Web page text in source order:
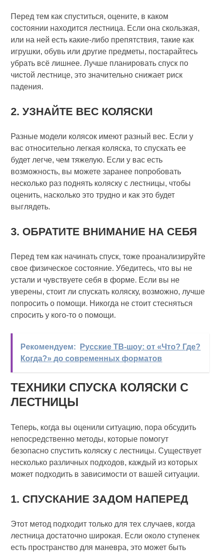
Перед тем как спуститься, оцените, в каком
состоянии находится лестница. Если она скользкая,
или на ней есть какие-либо препятствия, такие как
игрушки, обувь или другие предметы, постарайтесь
убрать всё лишнее. Лучше планировать спуск по
чистой лестнице, это значительно снижает риск
падения.
2. УЗНАЙТЕ ВЕС КОЛЯСКИ
Разные модели колясок имеют разный вес. Если у
вас относительно легкая коляска, то спускать ее
будет легче, чем тяжелую. Если у вас есть
возможность, вы можете заранее попробовать
несколько раз поднять коляску с лестницы, чтобы
оценить, насколько это трудно и как это будет
выглядеть.
3. ОБРАТИТЕ ВНИМАНИЕ НА СЕБЯ
Перед тем как начинать спуск, тоже проанализируйте
свое физическое состояние. Убедитесь, что вы не
устали и чувствуете себя в форме. Если вы не
уверены, стоит ли спускать коляску, возможно, лучше
попросить о помощи. Никогда не стоит стесняться
спросить у кого-то о помощи.
Рекомендуем:
Русские ТВ-шоу: от «Что? Где?
Когда?» до современных форматов
ТЕХНИКИ СПУСКА КОЛЯСКИ С
ЛЕСТНИЦЫ
Теперь, когда вы оценили ситуацию, пора обсудить
непосредственно методы, которые помогут
безопасно спустить коляску с лестницы. Существует
несколько различных подходов, каждый из которых
может подходить в зависимости от вашей ситуации.
1. СПУСКАНИЕ ЗАДОМ НАПЕРЕД
Этот метод подходит только для тех случаев, когда
лестница достаточно широкая. Если около ступенек
есть пространство для маневра, это может быть